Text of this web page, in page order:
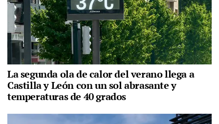
La segunda ola de calor del verano llega a
Castilla y León con un sol abrasante y
temperaturas de 40 grados